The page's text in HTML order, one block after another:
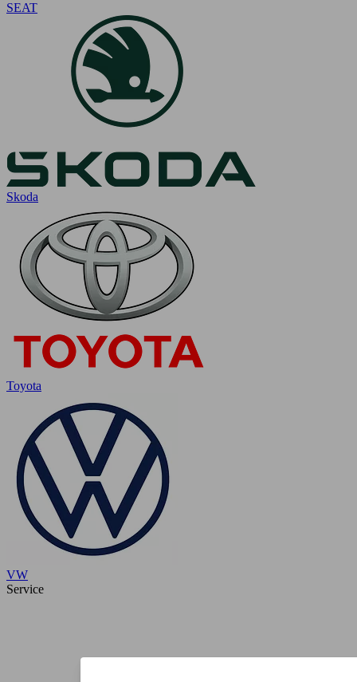
SEAT
Skoda
Toyota
VW
Service